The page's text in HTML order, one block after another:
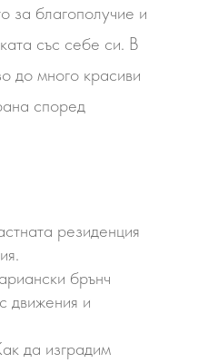
за благополучие и
със себе си. В
до много красиви
според
резиденция
брънч
движения и
да изградим